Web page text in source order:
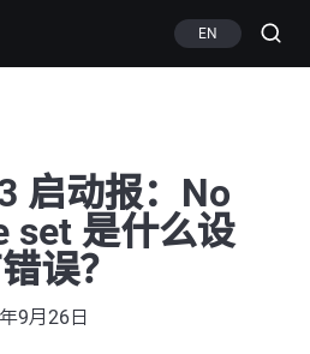
EN
启动报：No
set 是什么设
误？
9月26日